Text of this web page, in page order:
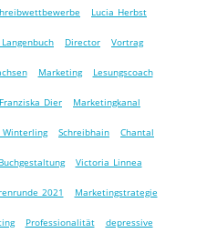
Lucia Herbst
Director Vortrag
Marketing Lesungscoach
Franziska Dier Marketingkanal
Schreibhain Chantal
Buchgestaltung Victoria Linnea
2021 Marketingstrategie
Professionalität depressive